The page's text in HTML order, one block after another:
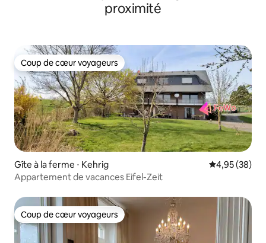
proximité
Coup de cœur voyageurs
Coup de cœur voyageurs
Gîte à la ferme ⋅ Kehrig Évaluation
4,95 (38)
Appartement de vacances Eifel-Zeit
Coup de cœur voyageurs
Coup de cœur voyageurs